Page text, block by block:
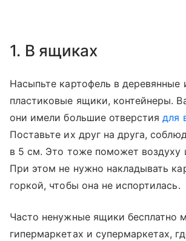
1. В ящиках
Насыпьте картофель в деревянные
пластиковые ящики, контейнеры.
они имели большие отверстиядля
Поставьте их друг на друга,
в 5 см. Это тоже поможет воздуху
При этом не нужно накладывать
горкой, чтобы она не испортилась.
Часто ненужные ящики бесплатно
гипермаркетах и супермаркетах,